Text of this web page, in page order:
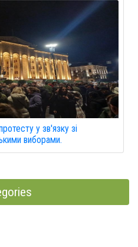
у зв'язку зі
виборами.